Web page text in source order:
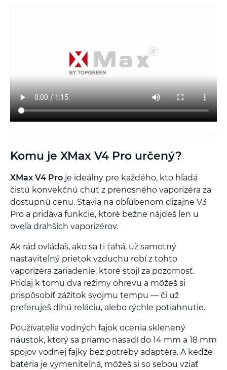
Komu je XMax V4 Pro určený?
XMax V4 Pro je ideálny pre každého, kto hľadá
čistú konvekčnú chuť z prenosného vaporizéra za
dostupnú cenu. Stavia na obľúbenom dizajne V3
Pro a pridáva funkcie, ktoré bežne nájdeš len u
oveľa drahších vaporizérov.
Ak rád ovládaš, ako sa ti ťahá, už samotný
nastaviteľný prietok vzduchu robí z tohto
vaporizéra zariadenie, ktoré stojí za pozornosť.
Pridaj k tomu dva režimy ohrevu a môžeš si
prispôsobiť zážitok svojmu tempu — či už
preferuješ dlhú reláciu, alebo rýchle potiahnutie.
Používatelia vodných fajok ocenia sklenený
náustok, ktorý sa priamo nasadí do 14 mm a 18 mm
spojov vodnej fajky bez potreby adaptéra. A keďže
batéria je vymeniteľná, môžeš si so sebou vziať